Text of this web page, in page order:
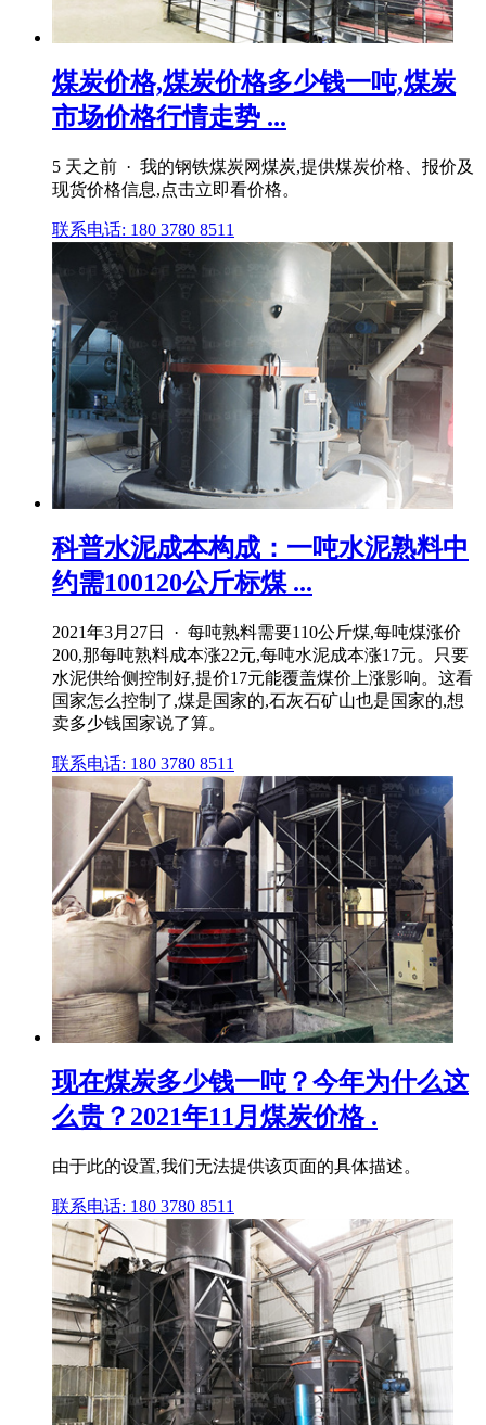
煤炭价格,煤炭价格多少钱一吨,煤炭
市场价格行情走势 ...
5 天之前 · 我的钢铁煤炭网煤炭,提供煤炭价格、报价及
现货价格信息,点击立即看价格。
联系电话: 180 3780 8511
科普水泥成本构成：一吨水泥熟料中
约需100120公斤标煤 ...
2021年3月27日 · 每吨熟料需要110公斤煤,每吨煤涨价
200,那每吨熟料成本涨22元,每吨水泥成本涨17元。只要
水泥供给侧控制好,提价17元能覆盖煤价上涨影响。这看
国家怎么控制了,煤是国家的,石灰石矿山也是国家的,想
卖多少钱国家说了算。
联系电话: 180 3780 8511
现在煤炭多少钱一吨？今年为什么这
么贵？2021年11月煤炭价格 .
由于此的设置,我们无法提供该页面的具体描述。
联系电话: 180 3780 8511